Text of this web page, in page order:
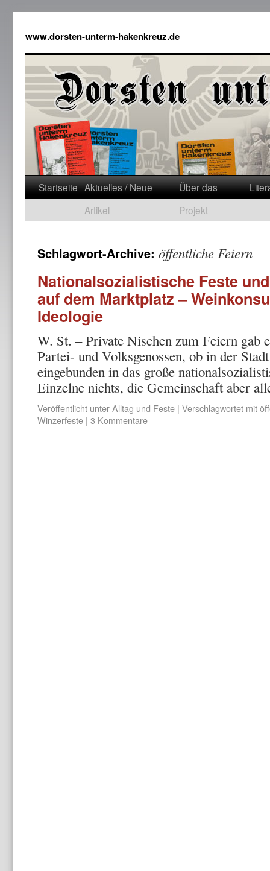
www.dorsten-unterm-hakenkreuz.de
Startseite Aktuelles / Neue
Artikel
Über das
Projekt
Schlagwort-Archive: öffentliche Feiern
Nationalsozialistische Feste
auf dem Marktplatz –
Ideologie
W. St. – Private Nischen zum Feiern gab
Partei- und Volksgenossen, ob in der
eingebunden in das große
Einzelne nichts, die Gemeinschaft aber
Veröffentlicht unterAlltag und Feste | Verschlagwortet mit
Winzerfeste | 3 Kommentare